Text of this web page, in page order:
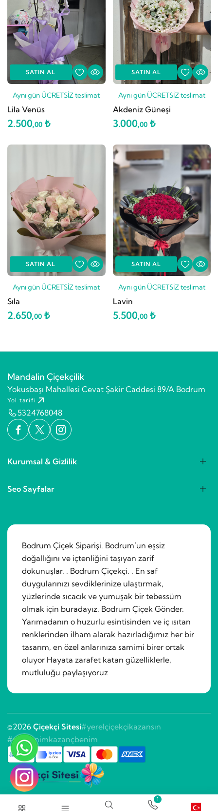
SATIN AL
Aynı gün ÜCRETSİZ teslimat
Lila Venüs
2.500,00 ₺
SATIN AL
Aynı gün ÜCRETSİZ teslimat
Akdeniz Güneşi
3.000,00₺
SATIN AL
Aynı gün ÜCRETSİZ teslimat
Sıla
2.650,00 ₺
SATIN AL
Aynı gün ÜCRETSİZ teslimat
Lavin
5.500,00₺
Mandalin Çiçekçilik
Yokusbaşı Mahallesi Cevat Şakir Caddesi 89/A Bodrum
Yol tarifi
5324768048
Kurumsal & Gizlilik
Seo Sayfalar
Bodrum Çiçek Siparişi. Bodrum’un eşsiz
doğallığını ve içtenliğini taşıyan zarif
dokunuşlar. . Bodrum Çiçekçi. . En saf
duygularınızı sevdiklerinize ulaştırmak,
yüzlerinde sıcacık ve yumuşak bir tebessüm
olmak için buradayız. Bodrum Çiçek Gönder.
Yarımadanın o huzurlu esintisinden ve iç ısıtan
renklerinden ilham alarak hazırladığımız her bir
tasarım, en özel anlarınıza samimi birer ortak
oluyor Hayata zarafet katan güzelliklerle,
mutluluğu paylaşıyoruz
©2026 Çiçekçi Sitesi#yerelçiçekçikazansın
#sitebenimkazançbenim
1